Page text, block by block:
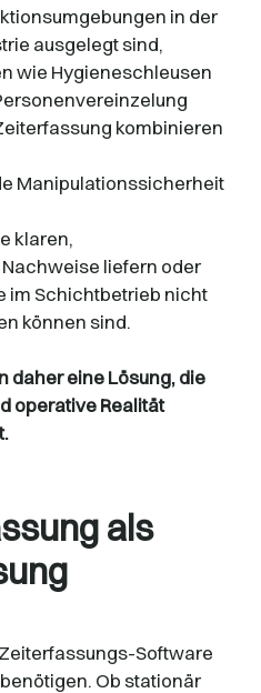
in der
ausgelegt sind,
wie Hygieneschleusen
kombinieren
Manipulationssicherheit
klaren,
liefern oder
im Schichtbetrieb nicht
können sind.
daher eine Lösung, die
operative Realität
als
Software
Ob stationär